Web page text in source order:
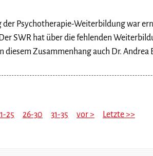
der Psychotherapie-Weiterbildung war
SWR hat über die fehlenden
Zusammenhang auch Dr. Andrea
25 26-30 31-35 vor > Letzte >>